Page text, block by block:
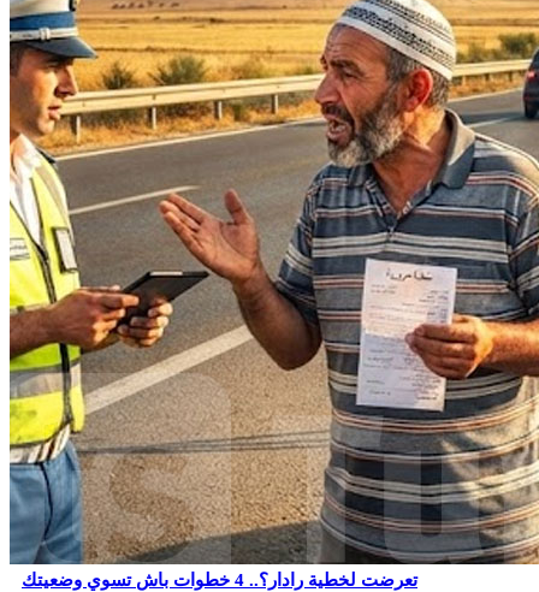
تعرضت لخطية رادار؟.. 4 خطوات باش تسوي وضعيتك